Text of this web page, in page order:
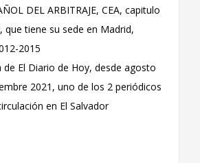
DEL ARBITRAJE, CEA, capitulo
que tiene su sede en Madrid,
2015
de El Diario de Hoy, desde agosto
2021, uno de los 2 periódicos
en El Salvador